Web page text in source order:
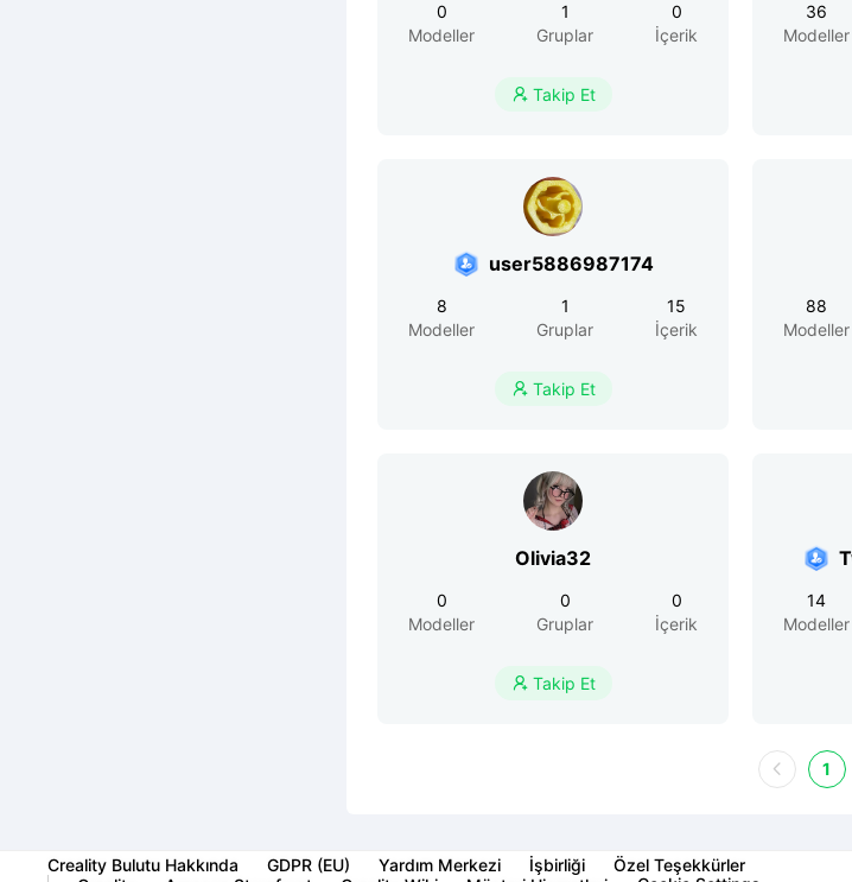
0
Modeller
1
Gruplar
0
İçerik
 Takip Et
36
Modeller
user5886987174
8
Modeller
1
Gruplar
15
İçerik
 Takip Et
88
Modeller
Olivia32
0
Modeller
0
Gruplar
0
İçerik
 Takip Et
14
Modeller
1
Creality Bulutu Hakkında GDPR (EU) Yardım Merkezi İşbirliği
Özel Teşekkürler